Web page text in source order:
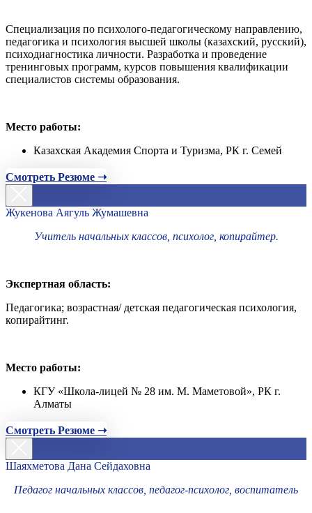
Специализация по психолого-педагогическому направлению,
педагогика и психология высшей школы (казахский, русский),
психодиагностика личности. Разработка и проведение
тренинговых программ, курсов повышения квалификации
специалистов системы образования.
Место работы:
Казахская Академия Спорта и Туризма, РК г. Семей
Смотреть Резюме ➝
Жукенова Аягуль Жумашевна
Учитель начальных классов, психолог, копирайтер.
Экспертная область:
Педагогика; возрастная/ детская педагогическая психология,
копирайтинг.
Место работы:
КГУ «Школа-лицей № 28 им. М. Маметовой», РК г.
Алматы
Смотреть Резюме ➝
Шаяхметова Дана Сейдаховна
Педагог начальных классов, педагог-психолог, воспитатель